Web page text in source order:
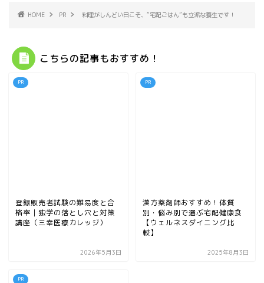
HOME PR 料理がしんどい日こそ、“宅配ごはん”も立派な養生です！
こちらの記事もおすすめ！
PR
登録販売者試験の難易度と合
格率｜独学の落とし穴と対策
講座（三幸医療カレッジ）
2026年5月3日
PR
漢方薬剤師おすすめ！体質
別・悩み別で選ぶ宅配健康食
【ウェルネスダイニング比
較】
2025年8月3日
PR